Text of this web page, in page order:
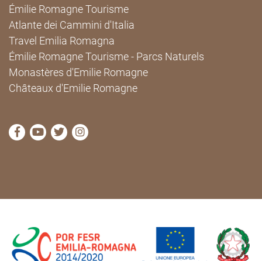
Émilie Romagne Tourisme
Atlante dei Cammini d'Italia
Travel Emilia Romagna
Émilie Romagne Tourisme - Parcs Naturels
Monastères d'Emilie Romagne
Châteaux d'Emilie Romagne
Visitez la page Facebook de Cammini Emilia-
Visitez la page YouTube de Cammini Emilia-
Visitez la page Twitter de Cammini Emilia-
Visitez la page Instagram de Cammini